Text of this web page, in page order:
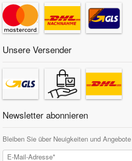
Unsere Versender
Newsletter abonnieren
Bleiben Sie über Neuigkeiten und